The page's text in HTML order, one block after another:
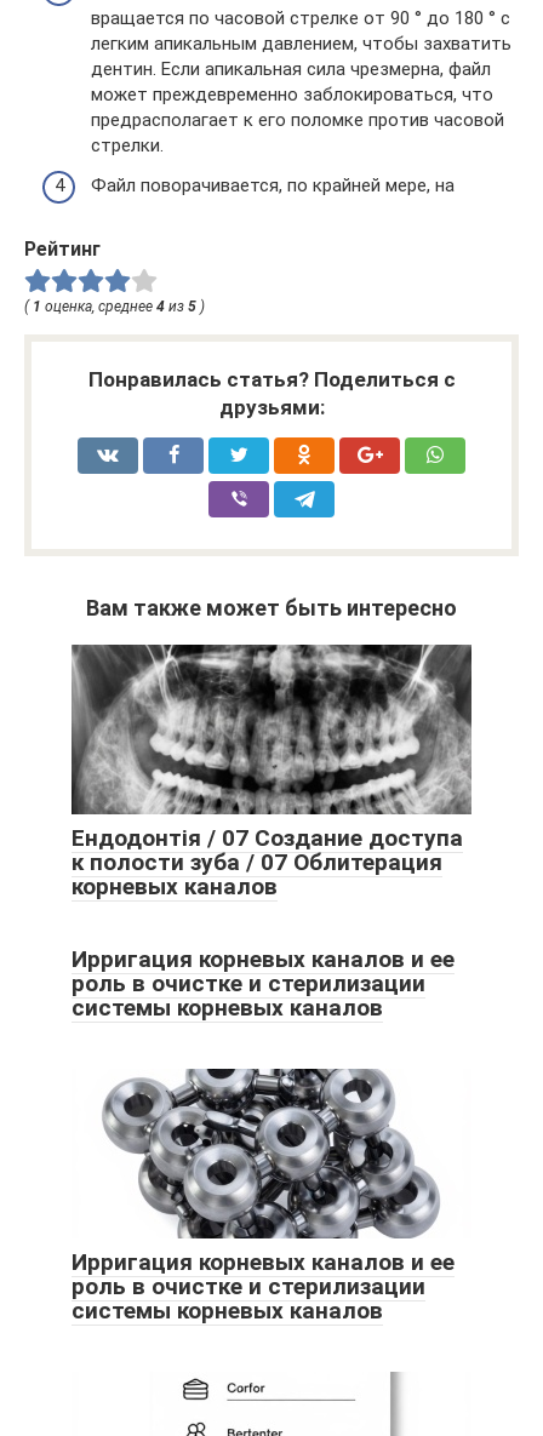
вращается по часовой стрелке от 90 ° до 180 ° с
легким апикальным давлением, чтобы захватить
дентин. Если апикальная сила чрезмерна, файл
может преждевременно заблокироваться, что
предрасполагает к его поломке против часовой
стрелки.
Файл поворачивается, по крайней мере, на
Рейтинг
( 1 оценка, среднее 4 из 5 )
Понравилась статья? Поделиться с
друзьями:
Вам также может быть интересно
Ендодонтія / 07 Создание доступа
к полости зуба / 07 Облитерация
корневых каналов
Ирригация корневых каналов и ее
роль в очистке и стерилизации
системы корневых каналов
Ирригация корневых каналов и ее
роль в очистке и стерилизации
системы корневых каналов